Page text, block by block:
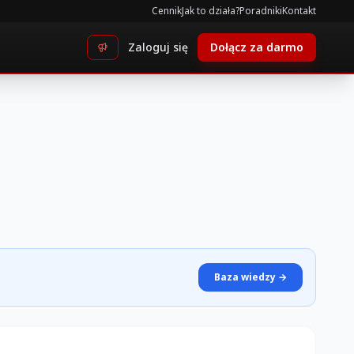
CennikJak to działa?PoradnikiKontakt
Zaloguj się Dołącz za darmo
Baza wiedzy →